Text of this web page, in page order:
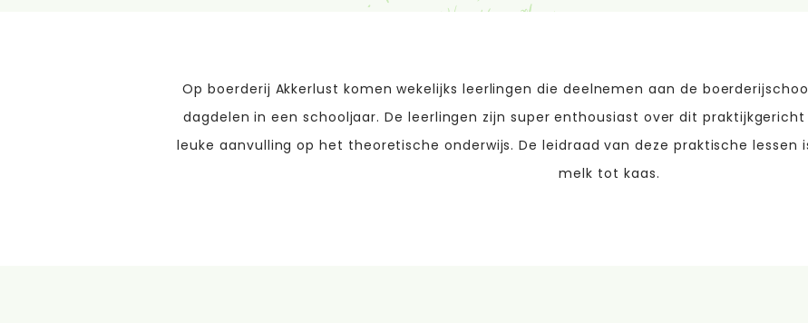
Op boerderij Akkerlust komen wekelijks leerlingen die deelnemen aan de
dagdelen in een schooljaar. De leerlingen zijn super enthousiast over dit
leuke aanvulling op het theoretische onderwijs. De leidraad van deze praktische lessen
melk tot kaas.